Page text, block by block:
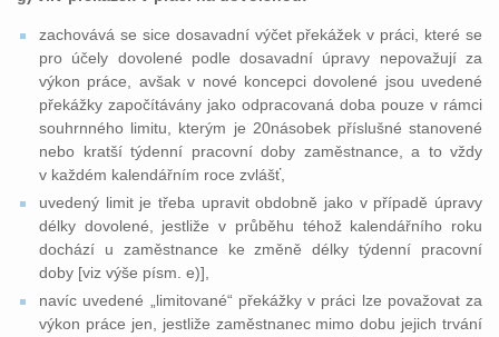
zachovává se sice dosavadní výčet překážek v práci, které se
pro účely dovolené podle dosavadní úpravy nepovažují za
výkon práce, avšak v nové koncepci dovolené jsou uvedené
překážky započítávány jako odpracovaná doba pouze v rámci
souhrnného limitu, kterým je 20násobek příslušné stanovené
nebo kratší týdenní pracovní doby zaměstnance, a to vždy
v každém kalendářním roce zvlášť,
uvedený limit je třeba upravit obdobně jako v případě úpravy
délky dovolené, jestliže v průběhu téhož kalendářního roku
dochází u zaměstnance ke změně délky týdenní pracovní
doby [viz výše písm. e)],
navíc uvedené „limitované“ překážky v práci lze považovat za
výkon práce jen, jestliže zaměstnanec mimo dobu jejich trvání